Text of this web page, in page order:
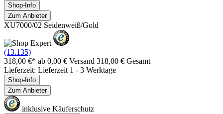
Shop-Info
Zum Anbieter
XU7000/02 Seidenweiß/Gold
(13.135)
318,00 €* ab 0,00 € Versand 318,00 € Gesamt
Lieferzeit: Lieferzeit 1 - 3 Werktage
Shop-Info
Zum Anbieter
inklusive Käuferschutz